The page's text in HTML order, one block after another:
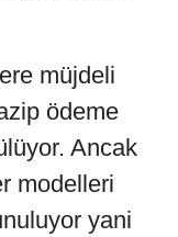
müjdeli
ödeme
Ancak
modelleri
yani